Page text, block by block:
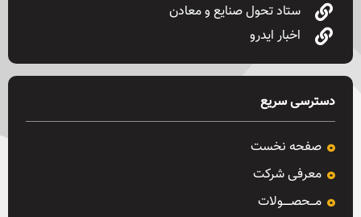
ستاد تحول صنایع و معادن
اخبار ایدرو
دسترسی سریع
صفحه نخست
معرفی شرکت
مـــحصـــــولات